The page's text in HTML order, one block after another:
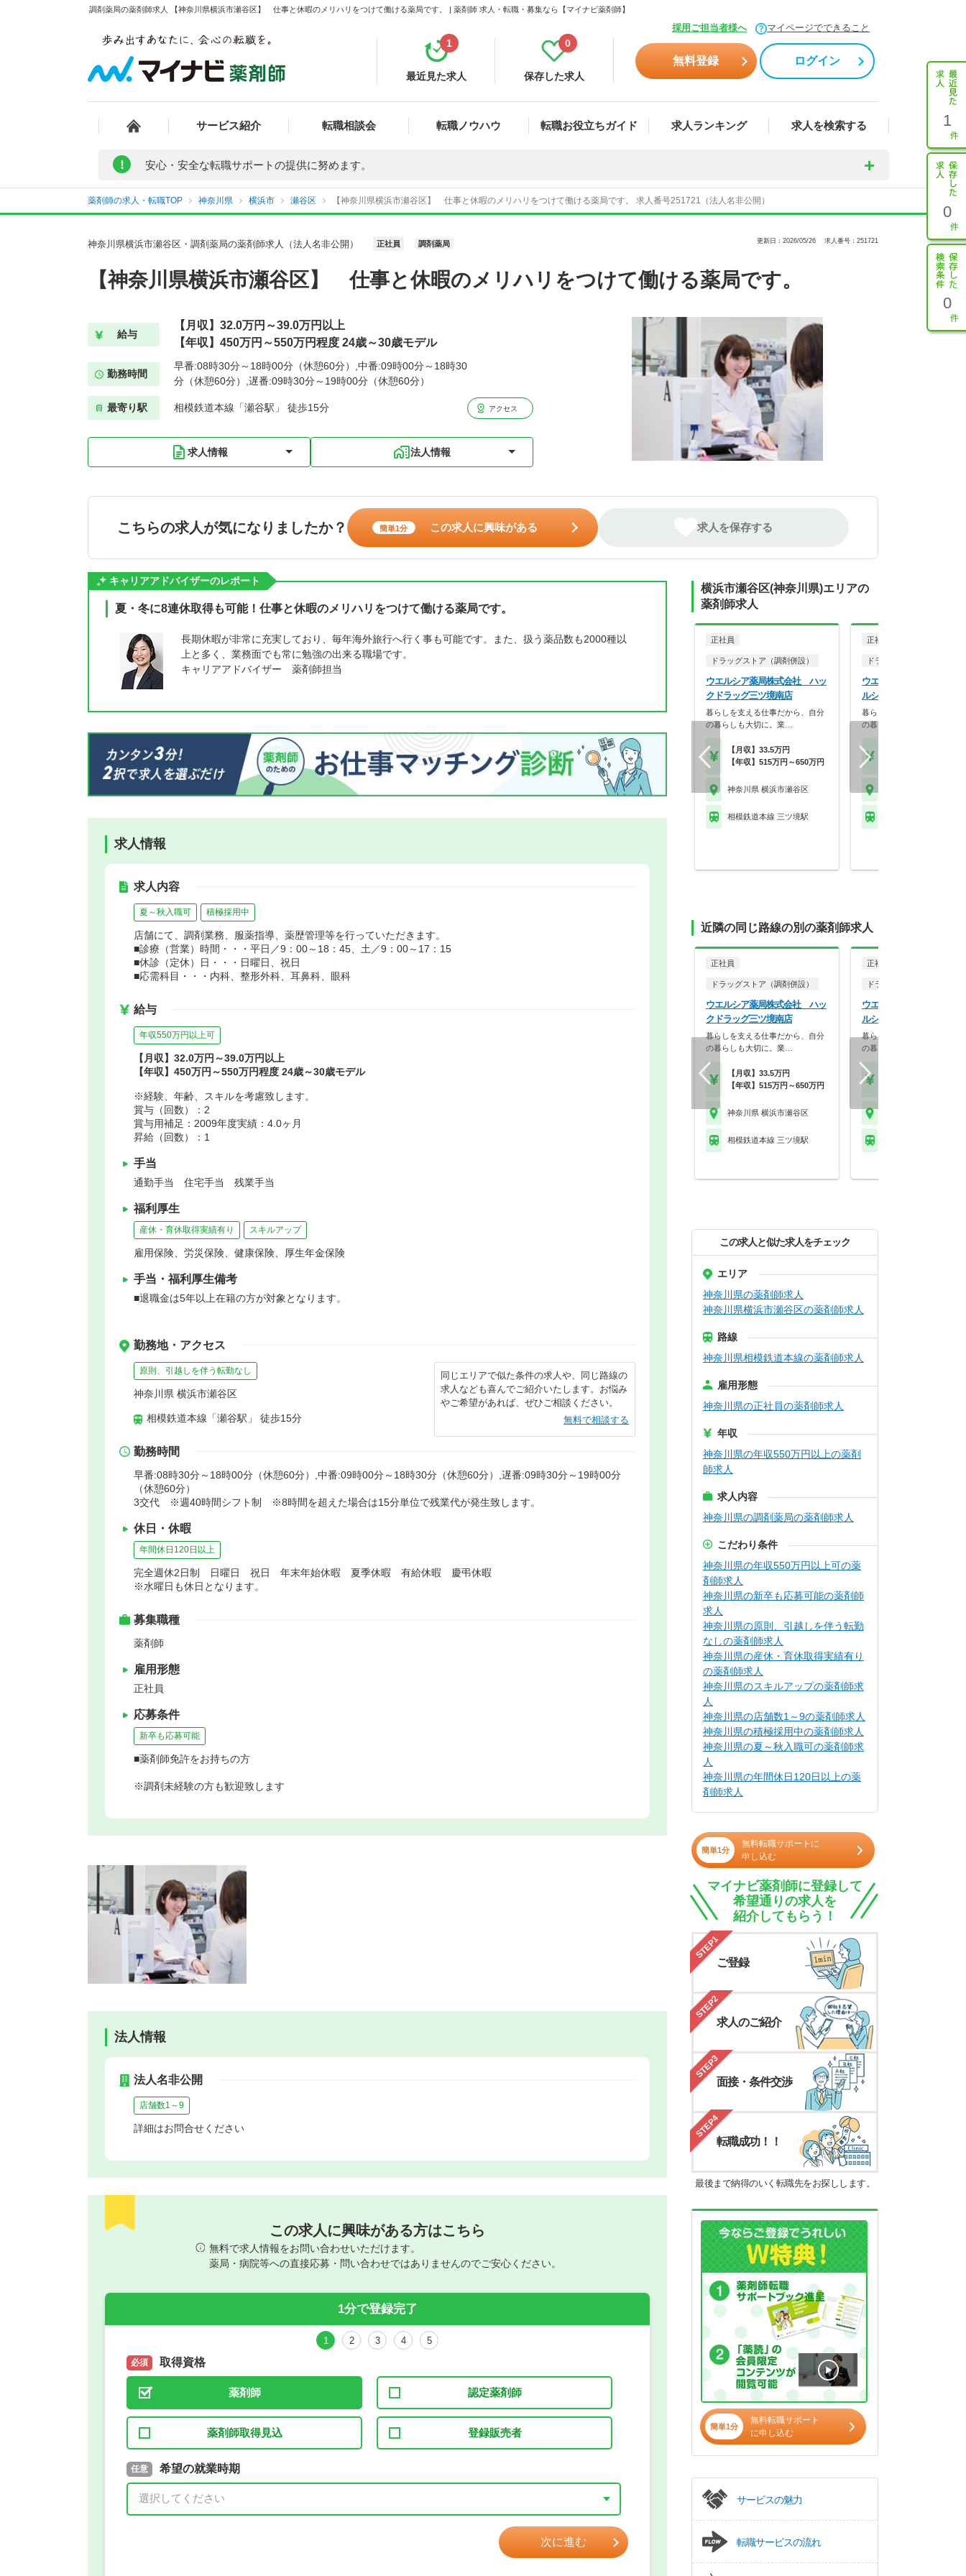
調剤薬局の薬剤師求人 【神奈川県横浜市瀬谷区】 仕事と休暇のメリハリをつけて働ける薬局です。 | 薬剤師 求人・転職・募集なら【マイナビ薬剤師】
採用ご担当者様へ マイページでできること
最近見た求人
1
保存した求人
0
無料登録 ログイン
サービス紹介 転職相談会 転職ノウハウ 転職お役立ちガイド 求人ランキング 求人を検索する 1
0
0
! 安心・安全な転職サポートの提供に努めます。
薬剤師の求人・転職TOP 神奈川県 横浜市 瀬谷区 【神奈川県横浜市瀬谷区】 仕事と休暇のメリハリをつけて働ける薬局です。 求人番号251721（法人名非公開）
神奈川県横浜市瀬谷区・調剤薬局の薬剤師求人（法人名非公開） 正社員 調剤薬局 更新日：2026/05/26 求人番号：251721
【神奈川県横浜市瀬谷区】 仕事と休暇のメリハリをつけて働ける薬局です。
給与
【月収】32.0万円～39.0万円以上
【年収】450万円～550万円程度 24歳～30歳モデル
勤務時間
早番:08時30分～18時00分（休憩60分）,中番:09時00分～18時30
分（休憩60分）,遅番:09時30分～19時00分（休憩60分）
最寄り駅 相模鉄道本線「瀬谷駅」 徒歩15分 アクセス
求人情報 法人情報
こちらの求人が気になりましたか？ 簡単1分 この求人に興味がある 求人を保存する
キャリアアドバイザーのレポート
夏・冬に8連休取得も可能！仕事と休暇のメリハリをつけて働ける薬局です。
長期休暇が非常に充実しており、毎年海外旅行へ行く事も可能です。また、扱う薬品数も2000種以
上と多く、業務面でも常に勉強の出来る職場です。
キャリアアドバイザー 薬剤師担当
求人情報
求人内容
夏～秋入職可 積極採用中
店舗にて、調剤業務、服薬指導、薬歴管理等を行っていただきます。
■診療（営業）時間・・・平日／9：00～18：45、土／9：00～17：15
■休診（定休）日・・・日曜日、祝日
■応需科目・・・内科、整形外科、耳鼻科、眼科
給与
年収550万円以上可
【月収】32.0万円～39.0万円以上
【年収】450万円～550万円程度 24歳～30歳モデル
※経験、年齢、スキルを考慮致します。
賞与（回数）：2
賞与用補足：2009年度実績：4.0ヶ月
昇給（回数）：1
手当
通勤手当 住宅手当 残業手当
福利厚生
産休・育休取得実績有り スキルアップ
雇用保険、労災保険、健康保険、厚生年金保険
手当・福利厚生備考
■退職金は5年以上在籍の方が対象となります。
勤務地・アクセス
原則、引越しを伴う転勤なし
神奈川県 横浜市瀬谷区
相模鉄道本線「瀬谷駅」 徒歩15分
同じエリアで似た条件の求人や、同じ路線の
求人なども喜んでご紹介いたします。お悩み
やご希望があれば、ぜひご相談ください。
無料で相談する
勤務時間
早番:08時30分～18時00分（休憩60分）,中番:09時00分～18時30分（休憩60分）,遅番:09時30分～19時00分
（休憩60分）
3交代 ※週40時間シフト制 ※8時間を超えた場合は15分単位で残業代が発生致します。
休日・休暇
年間休日120日以上
完全週休2日制 日曜日 祝日 年末年始休暇 夏季休暇 有給休暇 慶弔休暇
※水曜日も休日となります。
募集職種
薬剤師
雇用形態
正社員
応募条件
新卒も応募可能
■薬剤師免許をお持ちの方
※調剤未経験の方も歓迎致します
法人情報
法人名非公開
店舗数1～9
詳細はお問合せください
この求人に興味がある方はこちら
無料で求人情報をお問い合わせいただけます。
薬局・病院等への直接応募・問い合わせではありませんのでご安心ください。
1分で登録完了
1 2 3 4 5
必須 取得資格
薬剤師 認定薬剤師
薬剤師取得見込 登録販売者
必須 取得予定年
年 3月
任意 希望の就業時期
希望の働き方
正社員
パート(週4日～5日)
次に進む
横浜市瀬谷区(神奈川県)エリアの
薬剤師求人
正社員
ドラッグストア（調剤併設）
ウエルシア薬局株式会社 ハッ
クドラッグ三ツ境南店
暮らしを支える仕事だから、自分
の暮らしも大切に。業…
【月収】33.5万円
【年収】515万円～650万円
神奈川県 横浜市瀬谷区
相模鉄道本線 三ツ境駅
正社員
ドラッグストア（調剤併設
ウエルシア薬局株式会社
ルシア瀬谷阿久和西店
暮らしを支える仕事だから、
の暮らしも大切に。業…
近隣の同じ路線の別の薬剤師求人
正社員
ドラッグストア（調剤併設）
ウエルシア薬局株式会社 ハッ
クドラッグ三ツ境南店
暮らしを支える仕事だから、自分
の暮らしも大切に。業…
【月収】33.5万円
【年収】515万円～650万円
神奈川県 横浜市瀬谷区
相模鉄道本線 三ツ境駅
正社員
ドラッグストア（調剤併設
ウエルシア薬局株式会社
ルシア瀬谷阿久和西店
暮らしを支える仕事だから、
の暮らしも大切に。業…
この求人と似た求人をチェック
エリア
神奈川県の薬剤師求人
神奈川県横浜市瀬谷区の薬剤師求人
路線
神奈川県相模鉄道本線の薬剤師求人
雇用形態
神奈川県の正社員の薬剤師求人
年収
神奈川県の年収550万円以上の薬剤
師求人
求人内容
神奈川県の調剤薬局の薬剤師求人
こだわり条件
神奈川県の年収550万円以上可の薬
剤師求人
神奈川県の新卒も応募可能の薬剤師
求人
神奈川県の原則、引越しを伴う転勤
なしの薬剤師求人
神奈川県の産休・育休取得実績有り
の薬剤師求人
神奈川県のスキルアップの薬剤師求
人
神奈川県の店舗数1～9の薬剤師求人
神奈川県の積極採用中の薬剤師求人
神奈川県の夏～秋入職可の薬剤師求
人
神奈川県の年間休日120日以上の薬
剤師求人
簡単1分
無料転職サポートに
申し込む
マイナビ薬剤師に登録して
希望通りの求人を
紹介してもらう！
STEP1
ご登録
STEP2
求人のご紹介
STEP3
面接・条件交渉
STEP4
転職成功！！
最後まで納得のいく転職先をお探しします。
簡単1分
無料転職サポート
に申し込む
サービスの魅力
転職サービスの流れ